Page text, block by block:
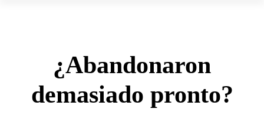
¿Abandonaron
demasiado pronto?